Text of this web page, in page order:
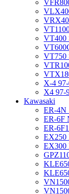
VT400
VT750
X-4
X4 97-
Kawasaki
ER-4N
ER-6F
ER-
EX250
EX300